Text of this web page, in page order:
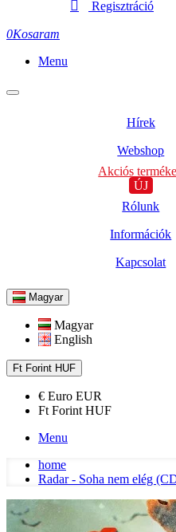
Regisztráció
0Kosaram
Menu
Hírek
Webshop
Akciós
ÚJ
Rólunk
Információk
Kapcsolat
Magyar
Magyar
English
Ft Forint HUF
€ Euro EUR
Ft Forint HUF
Menu
home
Radar - Soha nem elég